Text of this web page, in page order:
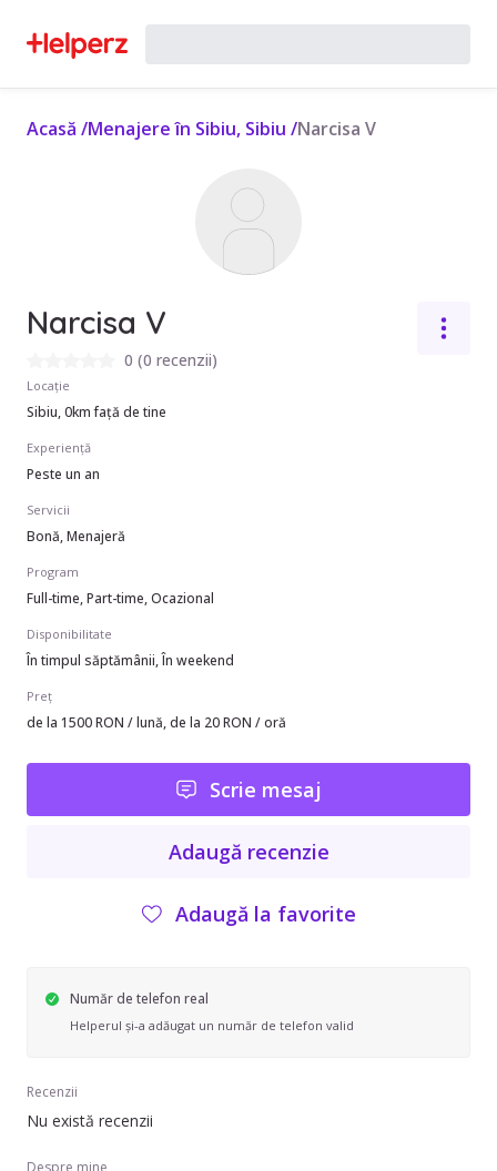
Acasă /Menajere în Sibiu, Sibiu /Narcisa V
Narcisa V
0 (0 recenzii)
Locație
Sibiu, 0km față de tine
Experiență
Peste un an
Servicii
Bonă, Menajeră
Program
Full-time, Part-time, Ocazional
Disponibilitate
În timpul săptămânii, În weekend
Preț
de la 1500 RON / lună, de la 20 RON / oră
Scrie mesaj
Adaugă recenzie
Adaugă la favorite
Număr de telefon real
Helperul și-a adăugat un număr de telefon valid
Recenzii
Nu există recenzii
Despre mine